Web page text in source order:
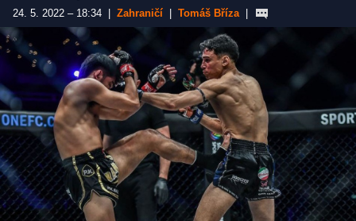
24. 5. 2022 – 18:34 Zahraničí Tomáš Bříza